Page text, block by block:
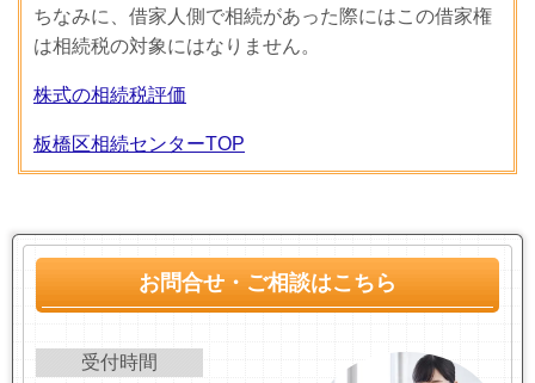
ちなみに、借家人側で相続があった際にはこの借家権
は相続税の対象にはなりません。
株式の相続税評価
板橋区相続センターTOP
お問合せ・ご相談はこちら
受付時間